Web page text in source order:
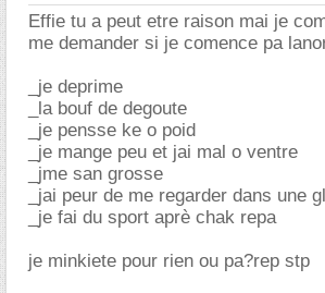
Effie tu a peut etre raison mai je
me demander si je comence pa
_je deprime
_la bouf de degoute
_je pensse ke o poid
_je mange peu et jai mal o ventre
_jme san grosse
_jai peur de me regarder dans une
_je fai du sport aprè chak repa
je minkiete pour rien ou pa?rep stp